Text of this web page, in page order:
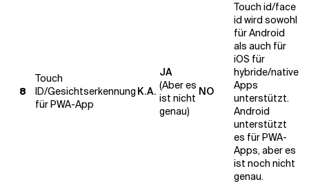
8
Touch
ID/Gesichtserkennung
für PWA-App
K.A.
JA
(Aber es
ist nicht
genau)
NO
Touch id/face
id wird sowohl
für Android
als auch für
iOS für
hybride/native
Apps
unterstützt.
Android
unterstützt
es für PWA-
Apps, aber es
ist noch nicht
genau.